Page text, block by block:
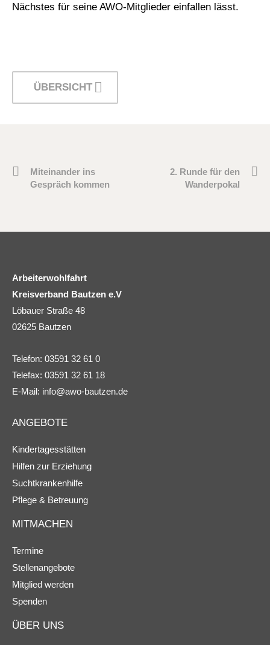
Nächstes für seine AWO-Mitglieder einfallen lässt.
ÜBERSICHT
Miteinander ins
Gespräch kommen
2. Runde für den
Wanderpokal
Arbeiterwohlfahrt
Kreisverband Bautzen e.V
Löbauer Straße 48
02625 Bautzen
Telefon: 03591 32 61 0
Telefax: 03591 32 61 18
E-Mail: info@awo-bautzen.de
ANGEBOTE
Kindertagesstätten
Hilfen zur Erziehung
Suchtkrankenhilfe
Pflege & Betreuung
MITMACHEN
Termine
Stellenangebote
Mitglied werden
Spenden
ÜBER UNS